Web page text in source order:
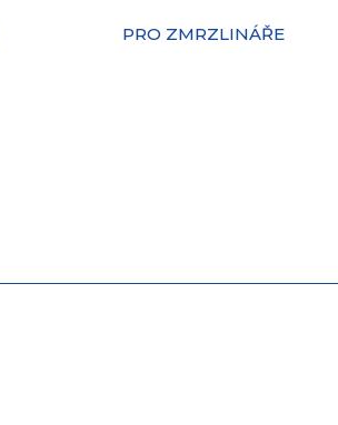
PRO ZMRZLINÁŘE